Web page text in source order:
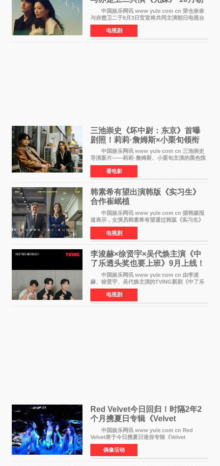
日新档开播
中国娱乐网讯 www yule com cn 荣仓奈奈
与赤楚卫二于8月3日官宣将共同主演朝日电视台
日剧《兄妹》（10月开播，每周六晚10点播
出）。这也是荣仓奈奈继TBS剧集《为了N》之
后，暌违12年再度担
电视剧
三池崇史《坏中尉：东京》首曝
剧照！莉莉·詹姆斯×小栗旬领衔
黑色惊悚再升级
中国娱乐网讯 www yule com cn 三池崇史
导演新片——莉莉·詹姆斯、小栗旬主演的黑色惊
悚电影《坏中尉：东京》首曝剧照。继阿贝尔·费
拉拉&times;哈威·凯特尔的1992年《坏中尉》和
沃纳·赫
看电影
韩素希有望出演韩版《实习生》
合作崔岷植
中国娱乐网讯 www yule com cn 据韩媒报
道表示，女演员韩素希有望通过韩版《实习生》
回归荧幕，合作前辈演员崔岷植。 根据消息
表示，演员韩素希目前已经结束了电视剧《Y计
划》的拍摄工
电视剧
李浚赫×徐贤宇×吴代焕主演《中
了乐透头奖也要上班》9月上线！
TVING先网后台
中国娱乐网讯 www yule com cn 由李浚
赫、徐贤宇、吴代焕主演的TVING新剧《中了乐
透头奖也要上班》定档9月10日播出，随后于9月
14日起登陆tvN月火档，实现先网后台双平台播出
模式。 本剧改
电视剧
Red Velvet今日回归！时隔2年2
个月携夏日专辑《Velvet
Summer》重启完整体活动
中国娱乐网讯 www yule com cn Red
Velvet将于今日携夏日迷你专辑《Velvet
Summer》时隔2年2个月重启完整体活动。这张
于8月3日发行的专辑，主打柔和成熟氛围的夏日
音乐，收录了成员们想着
偶像活动